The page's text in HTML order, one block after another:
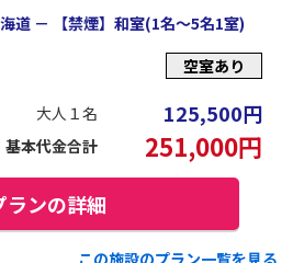
道 － 【禁煙】和室(1名～5名1室)
空室あり
大人１名 125,500円
基本代金合計 251,000円
ランの詳細
この施設のプラン一覧を見る